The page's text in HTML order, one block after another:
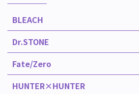
BLEACH
Dr.STONE
Fate/Zero
HUNTER×HUNTER